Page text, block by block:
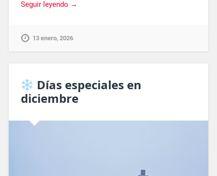
Seguir leyendo →
13 enero, 2026
Días especiales en
diciembre